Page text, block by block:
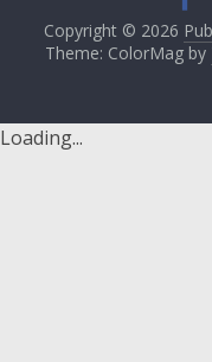
Copyright © 2026
Theme: ColorMag by
Loading...